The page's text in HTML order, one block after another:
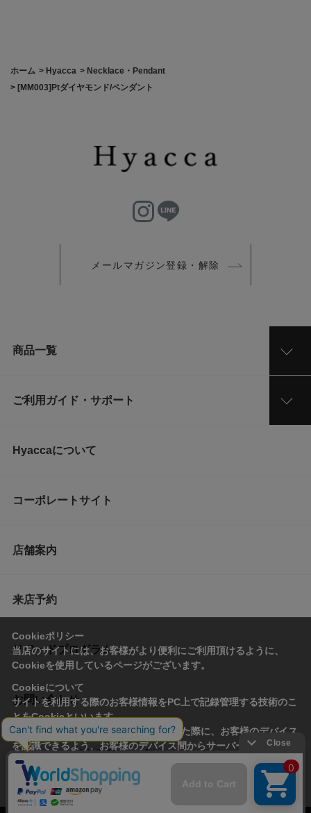
ホーム > Hyacca > Necklace・Pendant
> [MM003]Ptダイヤモンド/ペンダント
メールマガジン登録・解除
商品一覧
ご利用ガイド・サポート
Hyaccaについて
コーポレートサイト
店舗案内
来店予約
リワードプログラム
お問い合わせ
会社概要 プライバシーポリシー
利用規約 特定商取引法に基づく表記
Cookieポリシー
当店のサイトには、お客様がより便利にご利用頂けるように、
Cookieを使用しているページがございます。
Cookieについて
サイトを利用する際のお客様情報をPC上で記録管理する技術のこ
とをCookieといいます。
Cookieはお客様がサイトを再訪問された際に、お客様のデバイス
を認識できるよう、お客様のデバイス間からサーバーへ送り返さ
れます。
なお、Cookieに保存されている情報のみで、お客様個人を特定す
ることはできません。